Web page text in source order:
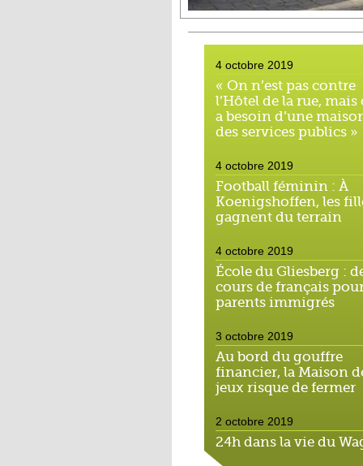
4 octobre 2019
« On n’est pas contre
l’Hôtel de la rue, mais
a besoin d’une
des services publics »
4 octobre 2019
Football féminin : À
Koenigshoffen, les
gagnent du terrain
4 octobre 2019
École du Gliesberg :
cours de français
parents immigrés
3 octobre 2019
Au bord du gouffre
financier, la Maison
jeux risque de fermer
2 octobre 2019
24h dans la vie du
Souk, espace solidaire